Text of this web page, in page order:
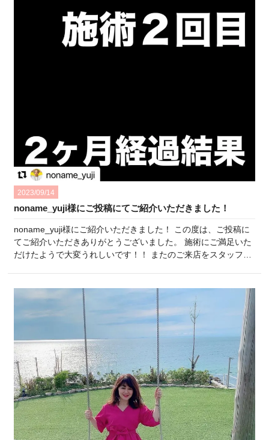
2023/09/14
noname_yuji様にご投稿にてご紹介いただきました！
noname_yuji様にご紹介いただきました！ この度は、ご投稿に
てご紹介いただきありがとうございました。 施術にご満足いた
だけたようで大変うれしいです！！ またのご来店をスタッフ一
°☆・:*:・°★,。・:*:・°☆ I…